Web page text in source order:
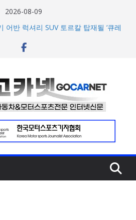
2026-08-09
어반 럭셔리 SUV 토르칼 탑재될 ‘큐레
세계백화점에서 호남지역 최초 브랜드
입
드닷 어워드’에서 최우수상 2개·본상
인 한정 에디션 3종 출시… 11일
매 개시